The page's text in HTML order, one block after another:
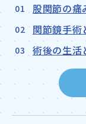
股関節の痛
関節鏡手術
術後の生活